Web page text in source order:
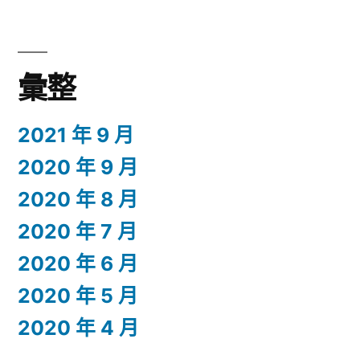
彙整
2021 年 9 月
2020 年 9 月
2020 年 8 月
2020 年 7 月
2020 年 6 月
2020 年 5 月
2020 年 4 月